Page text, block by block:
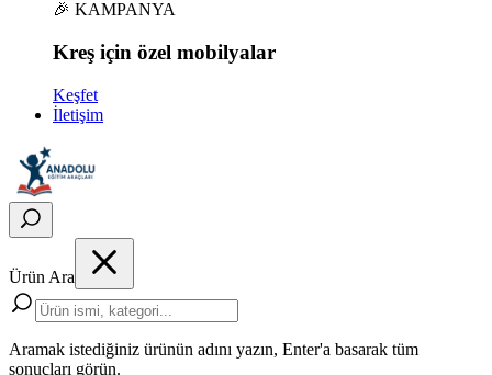
🎉 KAMPANYA
Kreş için özel mobilyalar
Keşfet
İletişim
Ürün Ara
Aramak istediğiniz ürünün adını yazın, Enter'a basarak tüm
sonuçları görün.